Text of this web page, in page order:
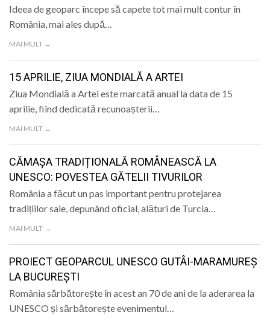
Ideea de geoparc începe să capete tot mai mult contur în
România, mai ales după…
MAI MULT →
15 APRILIE, ZIUA MONDIALĂ A ARTEI
Ziua Mondială a Artei este marcată anual la data de 15
aprilie, fiind dedicată recunoașterii…
MAI MULT →
CĂMAȘA TRADIȚIONALĂ ROMÂNEASCĂ LA
UNESCO: POVESTEA GĂTELII TIVURILOR
România a făcut un pas important pentru protejarea
tradițiilor sale, depunând oficial, alături de Turcia…
MAI MULT →
PROIECT GEOPARCUL UNESCO GUTÂI-MARAMUREȘ
LA BUCUREȘTI
România sărbătorește în acest an 70 de ani de la aderarea la
UNESCO și sărbătorește evenimentul…